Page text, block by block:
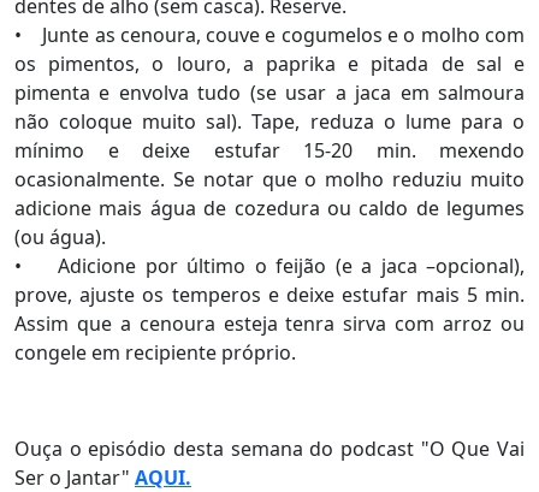
dentes de alho (sem casca). Reserve.
• Junte as cenoura, couve e cogumelos e o molho com
os pimentos, o louro, a paprika e pitada de sal e
pimenta e envolva tudo (se usar a jaca em salmoura
não coloque muito sal). Tape, reduza o lume para o
mínimo e deixe estufar 15-20 min. mexendo
ocasionalmente. Se notar que o molho reduziu muito
adicione mais água de cozedura ou caldo de legumes
(ou água).
• Adicione por último o feijão (e a jaca –opcional),
prove, ajuste os temperos e deixe estufar mais 5 min.
Assim que a cenoura esteja tenra sirva com arroz ou
congele em recipiente próprio.
Ouça o episódio desta semana do podcast "O Que Vai
Ser o Jantar" AQUI.